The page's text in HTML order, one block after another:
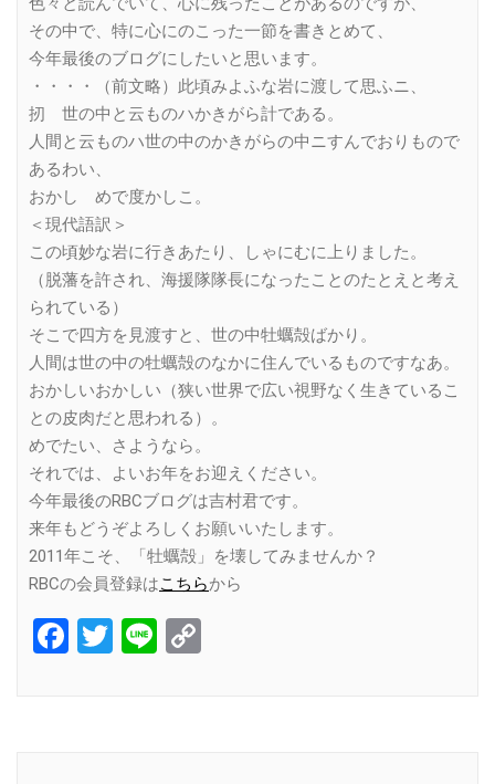
その中で、特に心にのこった一節を書きとめて、
今年最後のブログにしたいと思います。
・・・・（前文略）此頃みよふな岩に渡して思ふニ、
扨ゝ世の中と云ものハかきがら計である。
人間と云ものハ世の中のかきがらの中ニすんでおりもので
あるわい、
おかしゝめで度かしこ。
＜現代語訳＞
この頃妙な岩に行きあたり、しゃにむに上りました。
（脱藩を許され、海援隊隊長になったことのたとえと考え
られている）
そこで四方を見渡すと、世の中牡蠣殻ばかり。
人間は世の中の牡蠣殻のなかに住んでいるものですなあ。
おかしいおかしい（狭い世界で広い視野なく生きているこ
との皮肉だと思われる）。
めでたい、さようなら。
それでは、よいお年をお迎えください。
今年最後のRBCブログは吉村君です。
来年もどうぞよろしくお願いいたします。
2011年こそ、「牡蠣殻」を壊してみませんか？
RBCの会員登録はこちらから
Facebook
Twitter
Line